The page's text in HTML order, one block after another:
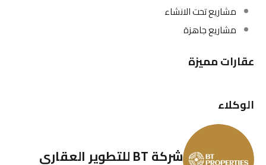
مشاريع تحت الانشاء
مشاريع جاهزة
عقارات مميزة
الوكلاء
شركة BT للتطوير العقاري